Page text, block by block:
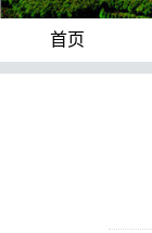
首页